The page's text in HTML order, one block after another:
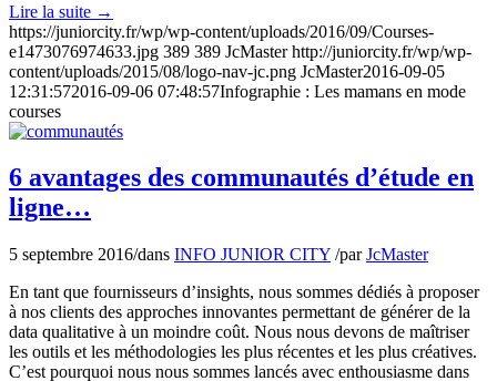
Lire la suite →
https://juniorcity.fr/wp/wp-content/uploads/2016/09/Courses-
e1473076974633.jpg 389 389 JcMaster http://juniorcity.fr/wp/wp-
content/uploads/2015/08/logo-nav-jc.png JcMaster2016-09-05
12:31:572016-09-06 07:48:57Infographie : Les mamans en mode
courses
6 avantages des communautés d’étude en
ligne…
5 septembre 2016/dans INFO JUNIOR CITY /parJcMaster
En tant que fournisseurs d’insights, nous sommes dédiés à proposer
à nos clients des approches innovantes permettant de générer de la
data qualitative à un moindre coût. Nous nous devons de maîtriser
les outils et les méthodologies les plus récentes et les plus créatives.
C’est pourquoi nous nous sommes lancés avec enthousiasme dans